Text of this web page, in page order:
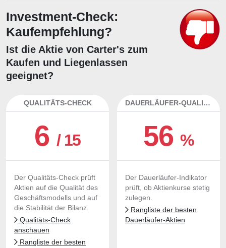
Investment-Check:
Kaufempfehlung?
Ist die Aktie von Carter's zum
Kaufen und Liegenlassen
geeignet?
QUALITÄTS-CHECK
6/ 15
Der Qualitäts-Check prüft
Aktien auf die Qualität des
Geschäftsmodells und auf
die Stabilität der Bilanz.
Qualitäts-Check
anschauen
Rangliste der besten
DAUERLÄUFER-QUALITÄTEN
56%
Der Dauerläufer-Indikator
prüft, ob Aktienkurse stetig
zulegen.
Rangliste der besten
Dauerläufer-Aktien